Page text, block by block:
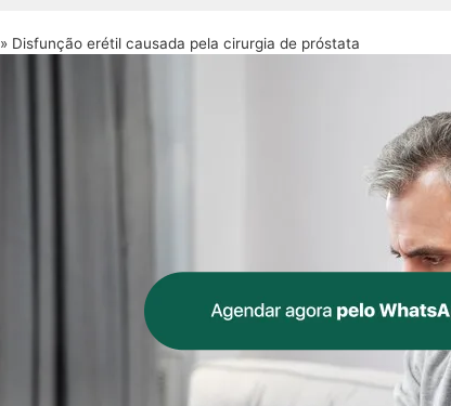
» Disfunção erétil causada pela cirurgia de próstata